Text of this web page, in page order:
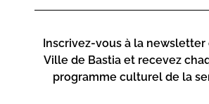
Inscrivez-vous à la
Ville de Bastia et recevez
programme culturel de la